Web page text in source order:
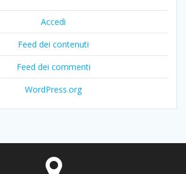
Accedi
Feed dei contenuti
Feed dei commenti
WordPress.org